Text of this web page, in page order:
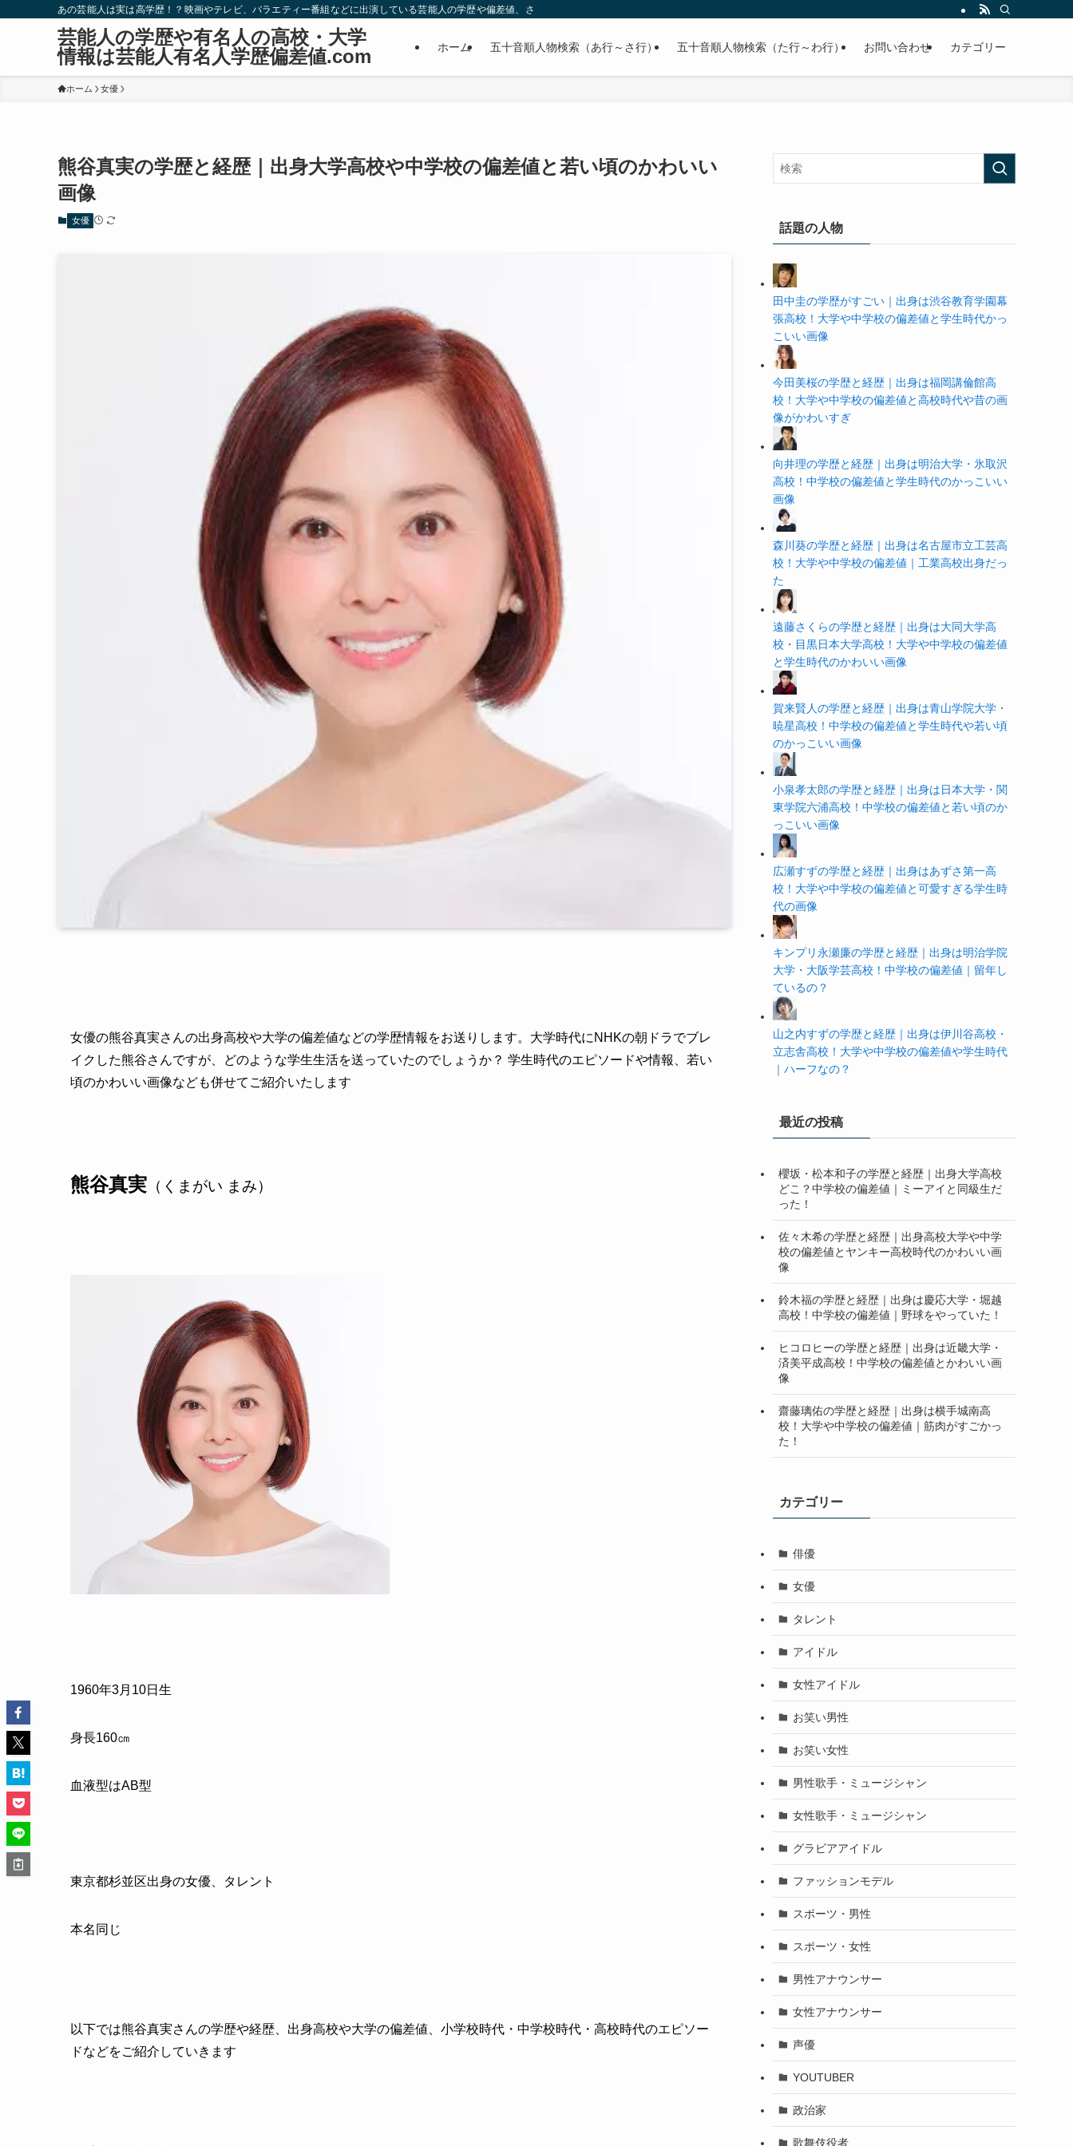
あの芸能人は実は高学歴！？映画やテレビ、バラエティー番組などに出演している芸能人の学歴や偏差値、さらに政治家やスポーツ選手などの有名人の学歴や高校・大学の偏差値まで紹介していきます。
芸能人の学歴や有名人の高校・大学
情報は芸能人有名人学歴偏差値.com
ホーム 五十音順人物検索（あ行～さ行） 五十音順人物検索（た行～わ行） お問い合わせ カテゴリー
ホーム 女優
熊谷真実の学歴と経歴｜出身大学高校や中学校の偏差値と若い頃のかわいい
画像
女優
女優の熊谷真実さんの出身高校や大学の偏差値などの学歴情報をお送りします。大学時代にNHKの朝ドラでブレ
イクした熊谷さんですが、どのような学生生活を送っていたのでしょうか？ 学生時代のエピソードや情報、若い
頃のかわいい画像なども併せてご紹介いたします
熊谷真実 （くまがい まみ）
1960年3月 10日生
身長160㎝
血液型はAB型
東京都杉並区出身の女優、タレント
本名同じ
以下では熊谷真実さんの学歴や経歴、出身高校や大学の偏差値、小学校時代・中学校時代・高校時代のエピソー
ドなどをご紹介していきます
話題の人物
田中圭の学歴がすごい｜出身は渋谷教育学園幕
張高校！大学や中学校の偏差値と学生時代かっ
こいい画像
今田美桜の学歴と経歴｜出身は福岡講倫館高
校！大学や中学校の偏差値と高校時代や昔の画
像がかわいすぎ
向井理の学歴と経歴｜出身は明治大学・氷取沢
高校！中学校の偏差値と学生時代のかっこいい
画像
森川葵の学歴と経歴｜出身は名古屋市立工芸高
校！大学や中学校の偏差値｜工業高校出身だっ
た
遠藤さくらの学歴と経歴｜出身は大同大学高
校・目黒日本大学高校！大学や中学校の偏差値
と学生時代のかわいい画像
賀来賢人の学歴と経歴｜出身は青山学院大学・
暁星高校！中学校の偏差値と学生時代や若い頃
のかっこいい画像
小泉孝太郎の学歴と経歴｜出身は日本大学・関
東学院六浦高校！中学校の偏差値と若い頃のか
っこいい画像
広瀬すずの学歴と経歴｜出身はあずさ第一高
校！大学や中学校の偏差値と可愛すぎる学生時
代の画像
キンプリ永瀬廉の学歴と経歴｜出身は明治学院
大学・大阪学芸高校！中学校の偏差値｜留年し
ているの？
山之内すずの学歴と経歴｜出身は伊川谷高校・
立志舎高校！大学や中学校の偏差値や学生時代
｜ハーフなの？
最近の投稿
櫻坂・松本和子の学歴と経歴｜出身大学高校
どこ？中学校の偏差値｜ミーアイと同級生だ
った！
佐々木希の学歴と経歴｜出身高校大学や中学
校の偏差値とヤンキー高校時代のかわいい画
像
鈴木福の学歴と経歴｜出身は慶応大学・堀越
高校！中学校の偏差値｜野球をやっていた！
ヒコロヒーの学歴と経歴｜出身は近畿大学・
済美平成高校！中学校の偏差値とかわいい画
像
齋藤璃佑の学歴と経歴｜出身は横手城南高
校！大学や中学校の偏差値｜筋肉がすごかっ
た！
カテゴリー
俳優
女優
タレント
アイドル
女性アイドル
お笑い男性
お笑い女性
男性歌手・ミュージシャン
女性歌手・ミュージシャン
グラビアアイドル
ファッションモデル
スポーツ・男性
スポーツ・女性
男性アナウンサー
女性アナウンサー
声優
YOUTUBER
政治家
歌舞伎役者